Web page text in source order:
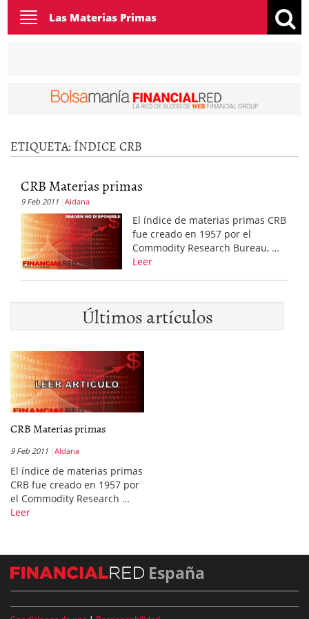
Toggle
navigation
Las Materias Primas
ETIQUETA: ÍNDICE CRB
CRB Materias primas
9 Feb 2011 Aldana
El índice de materias primas CRB
fue creado en 1957 por el
Commodity Research Bureau, …
Leer
Últimos artículos
CRB Materias primas
9 Feb 2011 Aldana
El índice de materias primas
CRB fue creado en 1957 por
el Commodity Research …
Leer
España